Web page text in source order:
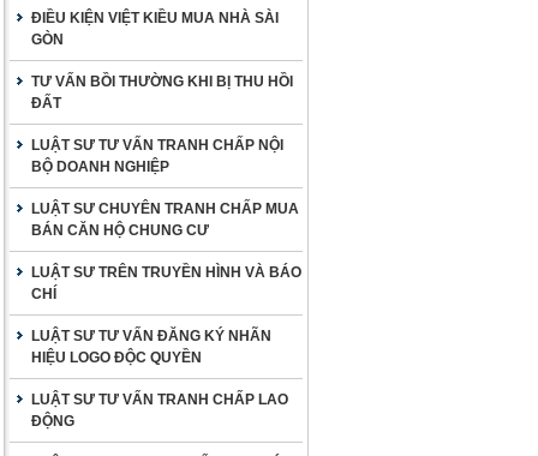
ĐIỀU KIỆN VIỆT KIỀU MUA NHÀ SÀI
GÒN
TƯ VẤN BỒI THƯỜNG KHI BỊ THU HỒI
ĐẤT
LUẬT SƯ TƯ VẤN TRANH CHẤP NỘI
BỘ DOANH NGHIỆP
LUẬT SƯ CHUYÊN TRANH CHẤP MUA
BÁN CĂN HỘ CHUNG CƯ
LUẬT SƯ TRÊN TRUYỀN HÌNH VÀ BÁO
CHÍ
LUẬT SƯ TƯ VẤN ĐĂNG KÝ NHÃN
HIỆU LOGO ĐỘC QUYỀN
LUẬT SƯ TƯ VẤN TRANH CHẤP LAO
ĐỘNG